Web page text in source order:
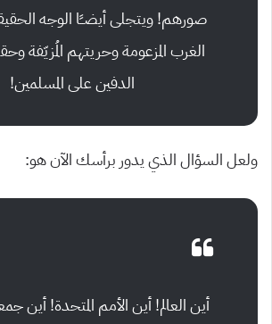
صورهم! ويتجلى أيضــًا الوجه
الغرب المزعومة وحريتهم المُزيّفة
الدفين على المسلمين!
ولعل السؤال الذي يدور برأسك الآن هو:
أين العالم! أين الأمم المتحدة! أين